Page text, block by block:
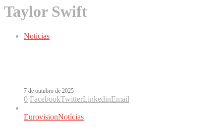
Taylor Swift
Notícias
7 de outubro de 2025
0 FacebookTwitterLinkedinEmail
EurovisionNotícias